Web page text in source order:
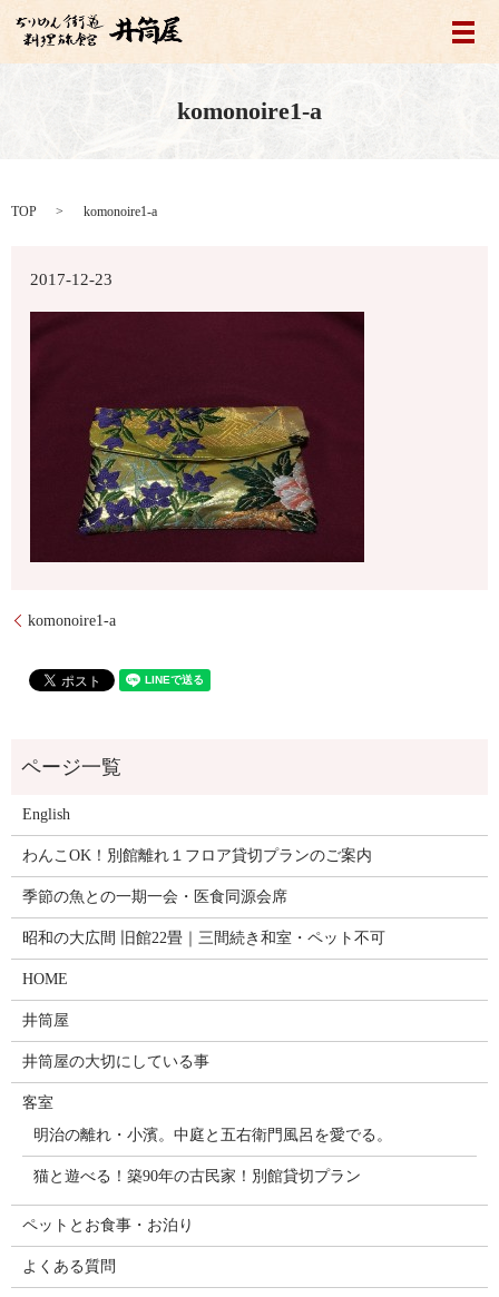
メ
komonoire1-a
TOP komonoire1-a
2017-12-23
komonoire1-a
English
わんこOK！別館離れ１フロア貸切プランのご案内
季節の魚との一期一会・医食同源会席
昭和の大広間 旧館22畳｜三間続き和室・ペット不可
HOME
井筒屋
井筒屋の大切にしている事
客室
明治の離れ・小濱。中庭と五右衛門風呂を愛でる。
猫と遊べる！築90年の古民家！別館貸切プラン
ペットとお食事・お泊り
よくある質問